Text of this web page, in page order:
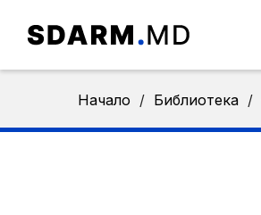
Начало / Библиотека /